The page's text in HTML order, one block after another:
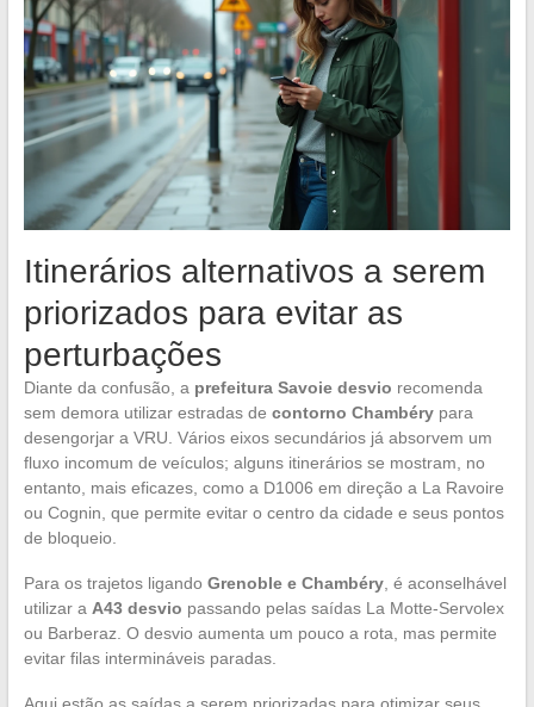
Itinerários alternativos a serem
priorizados para evitar as
perturbações
Diante da confusão, a prefeitura Savoie desvio recomenda
sem demora utilizar estradas de contorno Chambérypara
desengorjar a VRU. Vários eixos secundários já absorvem um
fluxo incomum de veículos; alguns itinerários se mostram, no
entanto, mais eficazes, como a D1006 em direção a La Ravoire
ou Cognin, que permite evitar o centro da cidade e seus pontos
de bloqueio.
Para os trajetos ligando Grenoble e Chambéry, é aconselhável
utilizar a A43 desvio passando pelas saídas La Motte-Servolex
ou Barberaz. O desvio aumenta um pouco a rota, mas permite
evitar filas intermináveis paradas.